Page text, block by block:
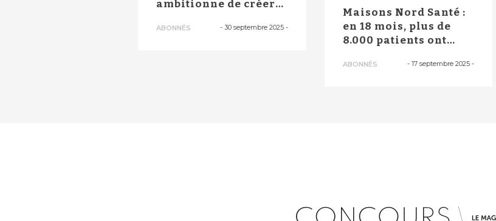
ambitionne de créer
ABONNÉS - 30 septembre 2025-
Maisons Nord Santé :
en 18 mois, plus de
8.000 patients ont
ABONNÉS -17 septembre 2025 -